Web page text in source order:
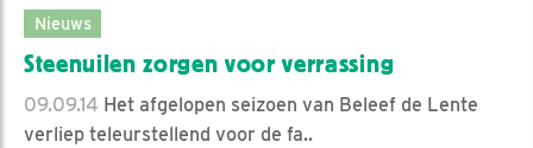
Nieuws
Steenuilen zorgen voor verrassing
09.09.14 Het afgelopen seizoen van Beleef de Lente
verliep teleurstellend voor de fa..